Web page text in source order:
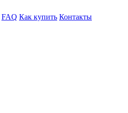
FAQ Как купить Контакты